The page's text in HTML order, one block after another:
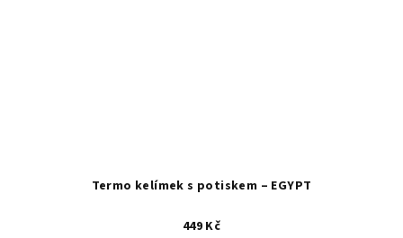
Termo kelímek s potiskem – EGYPT
449 Kč